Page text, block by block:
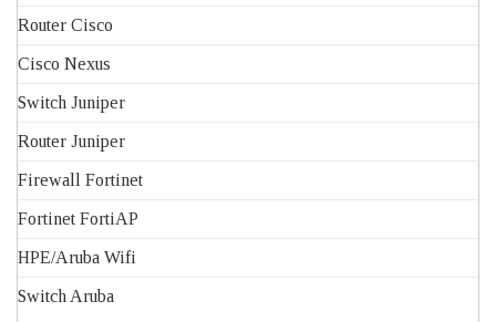
Router Cisco
Cisco Nexus
Switch Juniper
Router Juniper
Firewall Fortinet
Fortinet FortiAP
HPE/Aruba Wifi
Switch Aruba